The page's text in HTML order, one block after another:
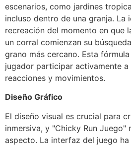
escenarios, como jardines
incluso dentro de una granja. La
recreación del momento en que
un corral comienzan su
grano más cercano. Esta
jugador participar activamente a
reacciones y movimientos.
Diseño Gráfico
El diseño visual es crucial para
inmersiva, y "Chicky Run Juego"
aspecto. La interfaz del juego